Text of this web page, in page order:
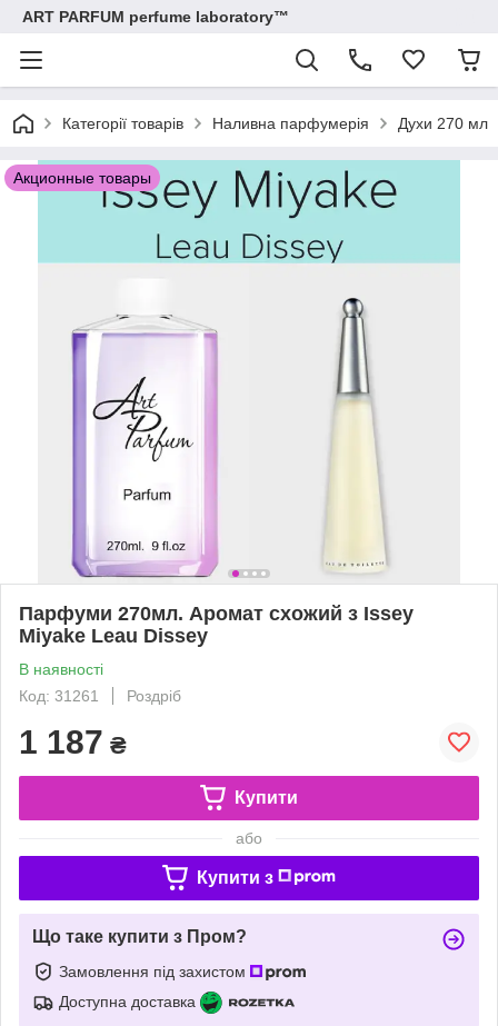
ART PARFUM perfume laboratory™
Категорії товарів Наливна парфумерія Духи 270 мл
Акционные товары
Парфуми 270мл. Аромат схожий з Issey
Miyake Leau Dissey
В наявності
Код: 31261
Роздріб
1 187 ₴
Купити
або
Купити з
Що таке купити з Пром?
Замовлення під захистом
Доступна доставка